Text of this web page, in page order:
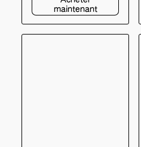
maintenant